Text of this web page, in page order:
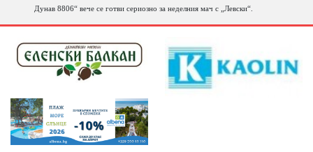
Дунав 8806“ вече се готви сериозно за неделния мач с „Левски“.